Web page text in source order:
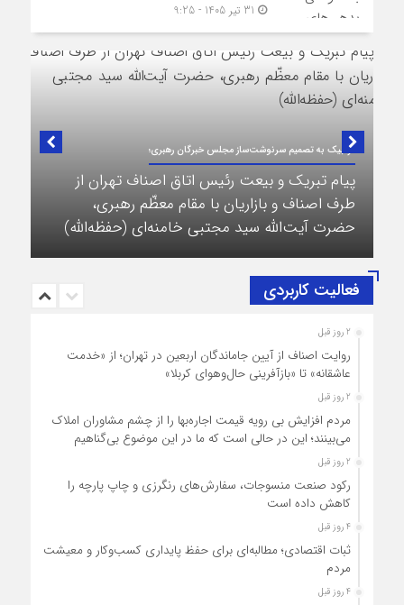
در لبیک به تصمیم سرنوشت‌ساز مجلس خبرگان رهبری؛
پیام تبریک و بیعت رئیس اتاق اصناف تهران از
طرف اصناف و بازاریان با مقام معظّم رهبری،
حضرت آیت‌الله سید مجتبی خامنه‌ای (حفظه‌الله)
فعالیت کاربردی
2 روز قبل
روایت اصناف از آیین جاماندگان اربعین در تهران؛ از «خدمت
عاشقانه» تا «بازآفرینی حال‌وهوای کربلا»
2 روز قبل
مردم افزایش بی رویه قیمت اجاره‌بها را از چشم مشاوران املاک
می‌بینند؛ این در حالی است که ما در این موضوع بی‌گناهیم
2 روز قبل
رکود صنعت منسوجات، سفارش‌های رنگرزی و چاپ پارچه را
کاهش داده است
4 روز قبل
ثبات اقتصادی؛ مطالبه‌ای برای حفظ پایداری کسب‌وکار و معیشت
مردم
4 روز قبل